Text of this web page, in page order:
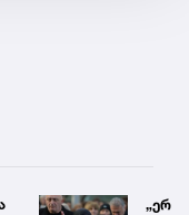
„აქ